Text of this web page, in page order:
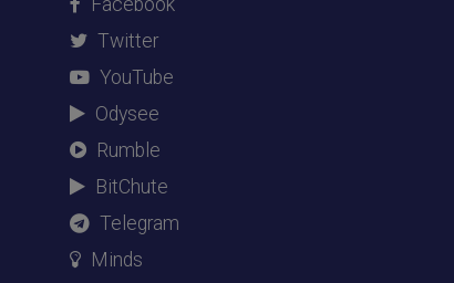
Twitter
YouTube
Odysee
Rumble
BitChute
Telegram
Minds